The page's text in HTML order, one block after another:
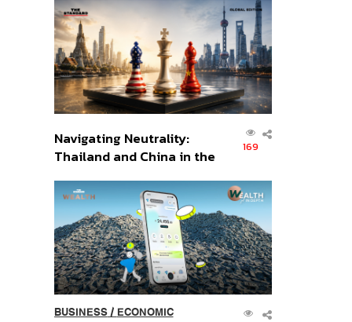
ส่วนยุทธศาสตร์ไทย –
อินโดนีเซีย
Navigating Neutrality:
Thailand and China in the
Order
169
BUSINESS/ ECONOMIC